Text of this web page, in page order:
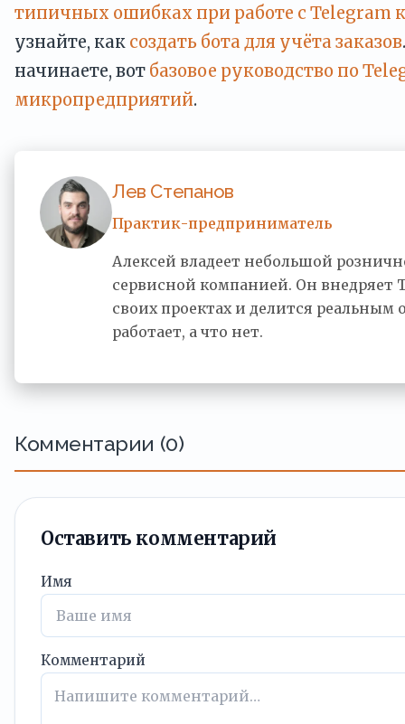
типичных ошибках при работе с Telegram
узнайте, как создать бота для учёта заказов
начинаете, вот базовое руководство по
микропредприятий.
Лев Степанов
Практик-предприниматель
Алексей владеет небольшой
сервисной компанией. Он внедряет
своих проектах и делится реальным
работает, а что нет.
Комментарии (0)
Оставить комментарий
Имя
Комментарий